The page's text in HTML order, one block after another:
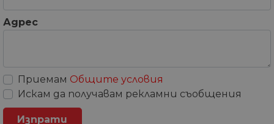
Адрес
Приемам Общите условия
Искам да получавам рекламни съобщения